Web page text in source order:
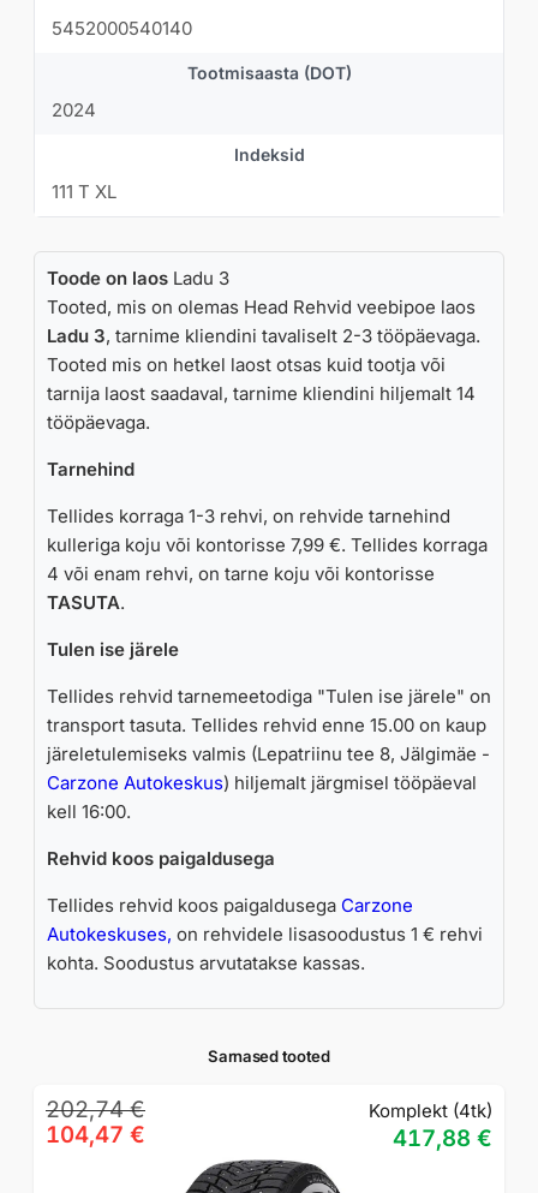
5452000540140
Tootmisaasta (DOT)
2024
Indeksid
111 T XL
Toode on laos Ladu 3
Tooted, mis on olemas Head Rehvid veebipoe laos
Ladu 3, tarnime kliendini tavaliselt 2-3 tööpäevaga.
Tooted mis on hetkel laost otsas kuid tootja või
tarnija laost saadaval, tarnime kliendini hiljemalt 14
tööpäevaga.
Tarnehind
Tellides korraga 1-3 rehvi, on rehvide tarnehind
kulleriga koju või kontorisse 7,99 €. Tellides korraga
4 või enam rehvi, on tarne koju või kontorisse
TASUTA.
Tulen ise järele
Tellides rehvid tarnemeetodiga "Tulen ise järele" on
transport tasuta. Tellides rehvid enne 15.00 on kaup
järeletulemiseks valmis (Lepatriinu tee 8, Jälgimäe -
Carzone Autokeskus) hiljemalt järgmisel tööpäeval
kell 16:00.
Rehvid koos paigaldusega
Tellides rehvid koos paigaldusega Carzone
Autokeskuses, on rehvidele lisasoodustus 1 € rehvi
kohta. Soodustus arvutatakse kassas.
Sarnased tooted
202,74€
Algne
hind
104,47 €
Praegune
hind
Komplekt (4tk)
417,88 €